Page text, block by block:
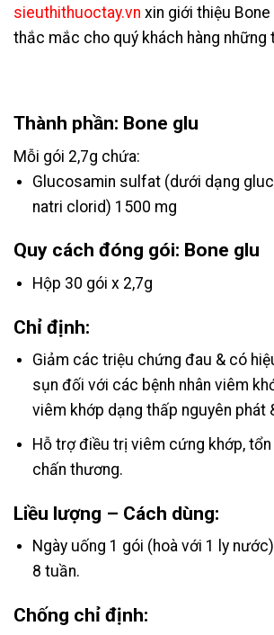
sieuthithuoctay.vn xin giới thiệu
thắc mắc cho quý khách hàng những
Thành phần: Bone glu
Mỗi gói 2,7g chứa:
Glucosamin sulfat (dưới dạng
natri clorid) 1500 mg
Quy cách đóng gói: Bone glu
Hộp 30 gói x 2,7g
Chỉ định:
Giảm các triệu chứng đau & có
sụn đối với các bệnh nhân viêm
viêm khớp dạng thấp nguyên phát
Hỗ trợ điều trị viêm cứng khớp,
chấn thương.
Liều lượng – Cách dùng:
Ngày uống 1 gói (hoà với 1 ly
8 tuần.
Chống chỉ định: